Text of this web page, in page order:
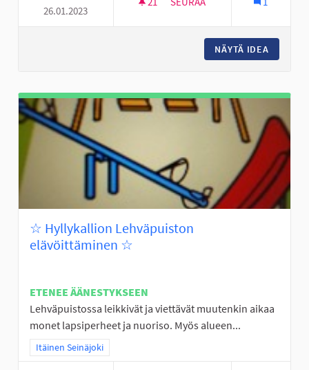
26.01.2023
NÄYTÄ IDEA
☆ Hyllykallion Lehväpuiston
elävöittäminen ☆
ETENEE ÄÄNESTYKSEEN
Lehväpuistossa leikkivät ja viettävät muutenkin aikaa
monet lapsiperheet ja nuoriso. Myös alueen...
Rajaa tulokset teeman mukaan: Itäinen Seinäjoki
Itäinen Seinäjoki